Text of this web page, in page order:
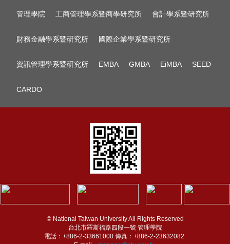
管理學院 工商管理學系暨商學研究所 會計學系暨研究所
財務金融學系暨研究所 國際企業學系暨研究所
資訊管理學系暨研究所 EMBA GMBA EiMBA SEED
CARDO
© National Taiwan University All Rights Reserved
台北市羅斯福路四段一號 管理學院
電話：+886-2-33661000 傳真：+886-2-23632082